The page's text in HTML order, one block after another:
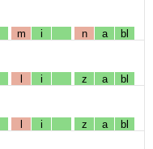
m i n a bl
l i z a bl
l i z a bl